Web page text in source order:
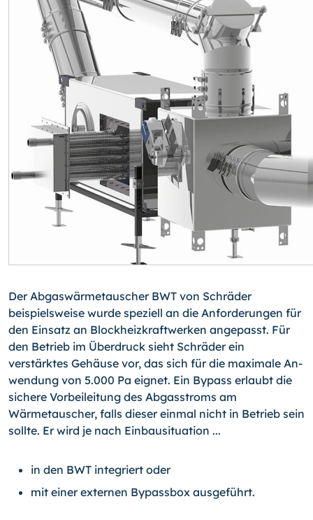
Der Abgaswärmetauscher BWT von Schräder
beispielsweise wurde speziell an die An­forderungen für
den Einsatz an Blockheizkraftwerken angepasst. Für
den Betrieb im Überdruck sieht Schräder ein
verstärktes Gehäuse vor, das sich für die maximale An­
wendung von 5.000 Pa eignet. Ein Bypass erlaubt die
sichere Vorbeileitung des Ab­gasstroms am
Wärmetauscher, falls dieser einmal nicht in Betrieb sein
sollte. Er wird je nach Einbausituation ...
in den BWT integriert oder
mit einer externen Bypassbox ausgeführt.